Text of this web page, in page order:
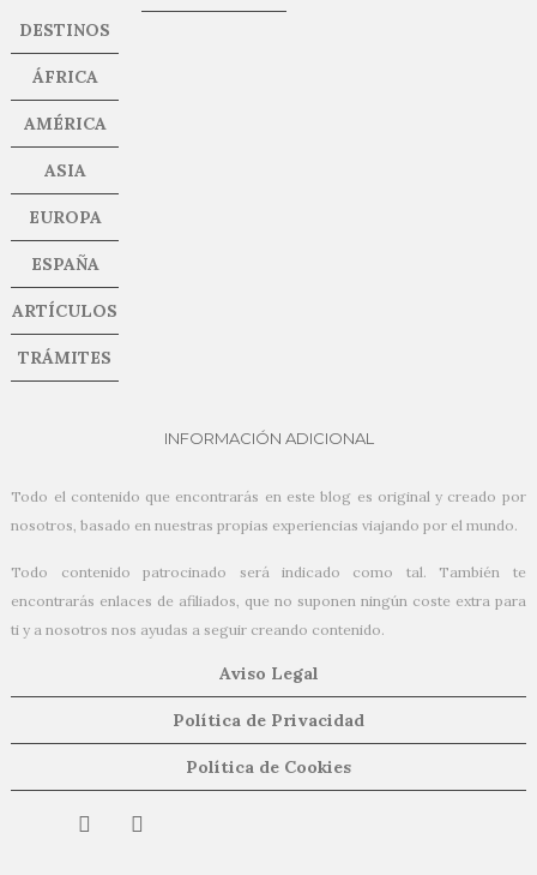
DESTINOS
ÁFRICA
AMÉRICA
ASIA
EUROPA
ESPAÑA
ARTÍCULOS
TRÁMITES
INFORMACIÓN ADICIONAL
Todo el contenido que encontrarás en este blog es original y creado por
nosotros, basado en nuestras propias experiencias viajando por el mundo.
Todo contenido patrocinado será indicado como tal. También te
encontrarás enlaces de afiliados, que no suponen ningún coste extra para
ti y a nosotros nos ayudas a seguir creando contenido.
Aviso Legal
Política de Privacidad
Política de Cookies